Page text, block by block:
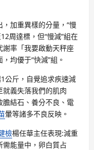
，加重異樣的分量，“慢
周達標，但“慢減”組在
謝率「我要啟動天秤座
均優于“快減”組。
公斤，自覺追求疾速減
義失落我們的肌肉
結石、養分不良、電
暈等諸多不良反映。
檢楊任華主任表現:減重
能量中，卵白質占